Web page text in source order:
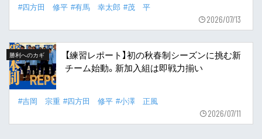
#四方田 修平 #有馬 幸太郎 #茂 平
2026/07/13
勝利へのカギ
【練習レポート】初の秋春制シーズンに挑む新
チーム始動。新加入組は即戦力揃い
#吉岡 宗重 #四方田 修平 #小澤 正風
2026/07/11